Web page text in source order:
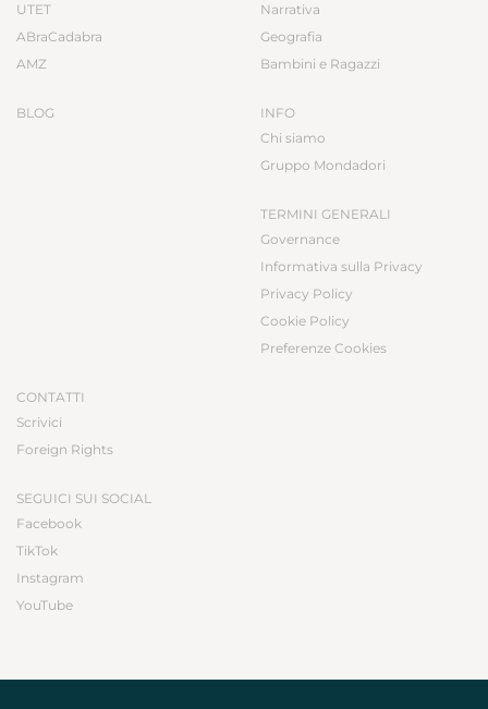
UTET
ABraCadabra
AMZ
BLOG
Narrativa
Geografia
Bambini e Ragazzi
INFO
Chi siamo
Gruppo Mondadori
TERMINI GENERALI
Governance
Informativa sulla Privacy
Privacy Policy
Cookie Policy
Preferenze Cookies
CONTATTI
Scrivici
Foreign Rights
SEGUICI SUI SOCIAL
Facebook
TikTok
Instagram
YouTube